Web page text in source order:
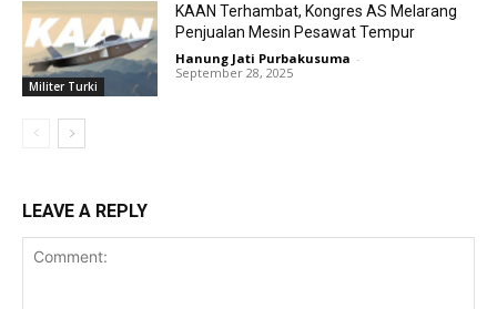
Militer Turki
KAAN Terhambat, Kongres AS Melarang
Penjualan Mesin Pesawat Tempur
Hanung Jati Purbakusuma -
September 28, 2025
LEAVE A REPLY